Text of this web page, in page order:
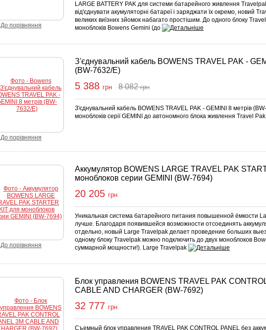
До порівняння
LARGE BATTERY PAK для системи батарейного живлення
від'єднувати акумуляторні батареї і заряджати їх окремо, новий
великих виїзних зйомок набагато простішим. До одного блоку
моноблоків Bowens Gemini (до
До порівняння
З'єднувальний кабель BOWENS TRAVEL PAK -
(BW-7632/E)
5 388 грн 8 082грн
Купити
З'єднувальний кабель BOWENS TRAVEL PAK - GEMINI 8 метрів
моноблоків серії GEMINI до автономного блока живлення Travel
До порівняння
Аккумулятор BOWENS LARGE TRAVEL PAK
моноблоков серии GEMINI (BW-7694)
20 205 грн
Купити
Уникальная система батарейного питания повышенной ёмкости
лучше. Благодаря появившейся возможности отсоединять
отдельно, новый Large Travelpak делает проведение больших
одному блоку Travelpak можно подключить до двух моноблоков
суммарной мощности!). Large Travelpak
Блок управления BOWENS TRAVEL PAK
CABLE AND CHARGER (BW-7692)
32 777 грн
Купити
Съемный блок управления TRAVEL PAK CONTROL PANEL без